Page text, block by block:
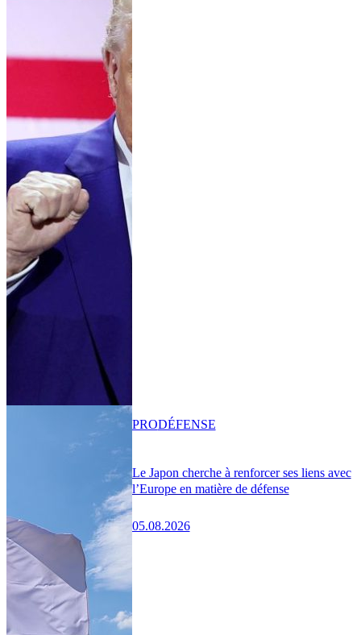
Le Japon cherche à renforcer ses liens avec
l’Europe en matière de défense
05.08.2026
PRODÉFENSE